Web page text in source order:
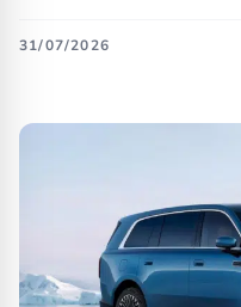
31/07/2026